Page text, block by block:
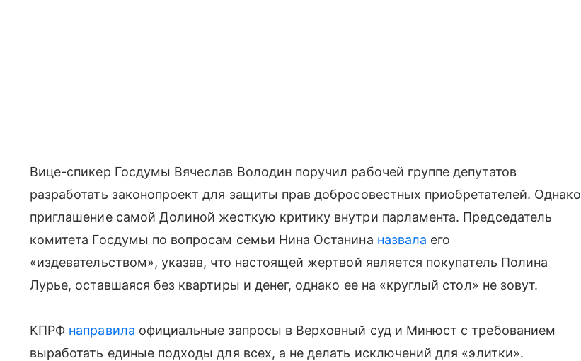
Вице-спикер Госдумы Вячеслав Володин поручил рабочей группе депутатов
разработать законопроект для защиты прав добросовестных приобретателей. Однако
приглашение самой Долиной жесткую критику внутри парламента. Председатель
комитета Госдумы по вопросам семьи Нина Останина назвала его
«издевательством», указав, что настоящей жертвой является покупатель Полина
Лурье, оставшаяся без квартиры и денег, однако ее на «круглый стол» не зовут.
КПРФ направила официальные запросы в Верховный суд и Минюст с требованием
выработать единые подходы для всех, а не делать исключений для «элитки».